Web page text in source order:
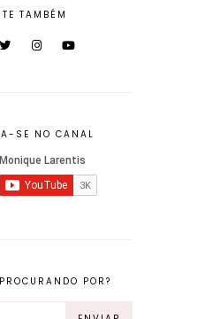
TAMBÉM
SE NO CANAL
POR?